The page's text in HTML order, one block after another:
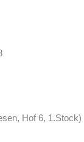
Hof 6, 1.Stock)